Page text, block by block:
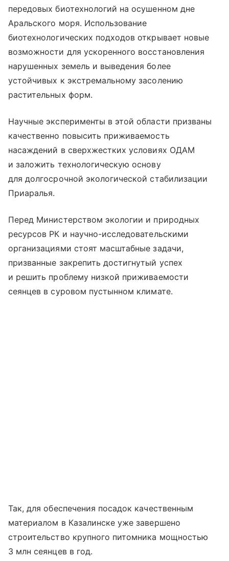
передовых биотехнологий на осушенном дне
Аральского моря. Использование
биотехнологических подходов открывает новые
возможности для ускоренного восстановления
нарушенных земель и выведения более
устойчивых к экстремальному засолению
растительных форм.
Научные эксперименты в этой области призваны
качественно повысить приживаемость
насаждений в сверхжестких условиях ОДАМ
и заложить технологическую основу
для долгосрочной экологической стабилизации
Приаралья.
Перед Министерством экологии и природных
ресурсов РК и научно-исследовательскими
организациями стоят масштабные задачи,
призванные закрепить достигнутый успех
и решить проблему низкой приживаемости
сеянцев в суровом пустынном климате.
Так, для обеспечения посадок качественным
материалом в Казалинске уже завершено
строительство крупного питомника мощностью
3 млн сеянцев в год.